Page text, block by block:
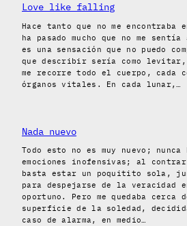
Love like falling
Hace tanto que no me encontraba
ha pasado mucho que no me
es una sensación que no puedo
que describir sería como
me recorre todo el cuerpo, cada
órganos vitales. En cada lunar,…
Nada nuevo
Todo esto no es muy nuevo; nunca
emociones inofensivas; al
basta estar un poquitito sola,
para despejarse de la veracidad
oportuno. Pero me quedaba
superficie de la soledad,
caso de alarma, en medio…